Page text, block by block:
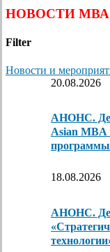
НОВОСТИ МВА
Filter
Новости и
20.08.2026
АНОНС.
Asian MBA
программы
18.08.2026
АНОНС.